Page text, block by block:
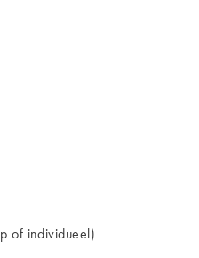
of individueel)